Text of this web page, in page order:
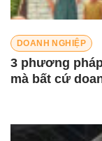
DOANH NGHIỆP
3 phương
mà bất cứ